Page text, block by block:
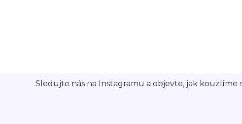
Sledujte nás na Instagramu a objevte, jak kouzlíme